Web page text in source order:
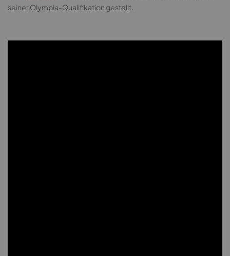
seiner Olympia-Qualifikation gestellt.